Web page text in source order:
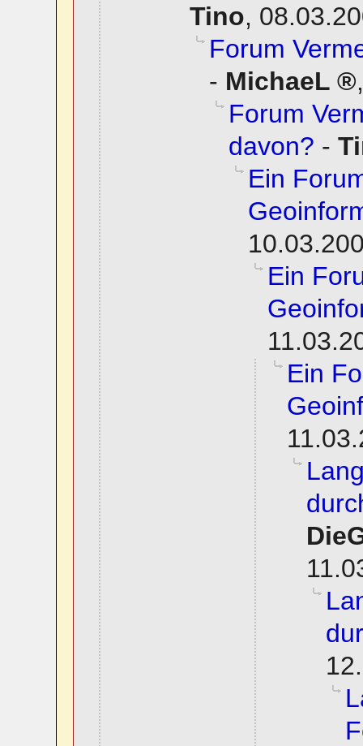
Tino,
Forum
- MichaeL
Forum
davon? -
Ein
Ein
Ein